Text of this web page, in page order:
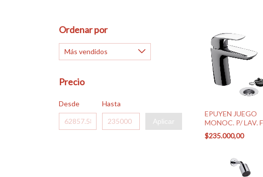
Ordenar por
Precio
Desde Hasta
Aplicar
EPUYEN JUEGO
MONOC. P/ LAV.
(0181/L2 CR)
$235.000,00